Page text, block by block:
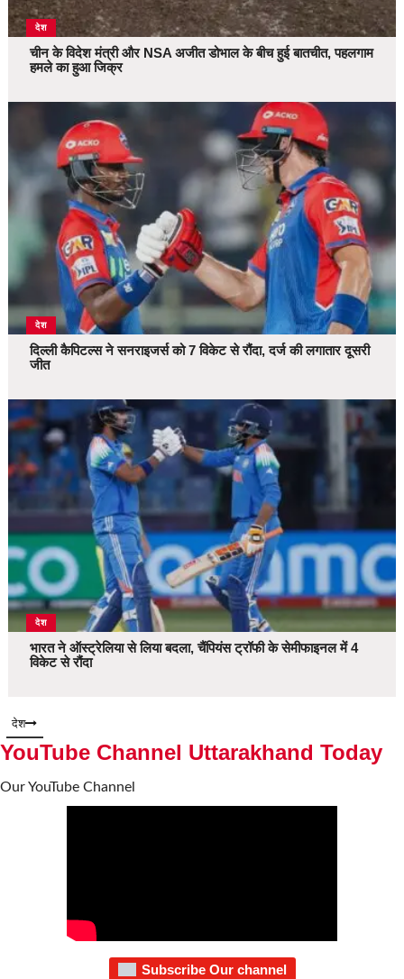
देश
चीन के विदेश मंत्री और NSA अजीत डोभाल के बीच हुई बातचीत, पहलगाम
हमले का हुआ जिक्र
देश
दिल्ली कैपिटल्स ने सनराइजर्स को 7 विकेट से रौंदा, दर्ज की लगातार दूसरी
जीत
देश
भारत ने ऑस्ट्रेलिया से लिया बदला, चैंपियंस ट्रॉफी के सेमीफाइनल में 4
विकेट से रौंदा
देश
YouTube Channel Uttarakhand Today
Our YouTube Channel
Subscribe Our channel